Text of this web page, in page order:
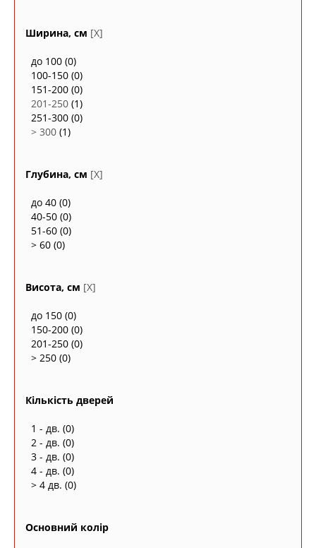
Ширина, см [X]
до 100 (0)
100-150 (0)
151-200 (0)
201-250 (1)
251-300 (0)
> 300 (1)
Глубина, см [X]
до 40 (0)
40-50 (0)
51-60 (0)
> 60 (0)
Висота, см [X]
до 150 (0)
150-200 (0)
201-250 (0)
> 250 (0)
Кількість дверей
1 - дв. (0)
2 - дв. (0)
3 - дв. (0)
4 - дв. (0)
> 4 дв. (0)
Основний колір